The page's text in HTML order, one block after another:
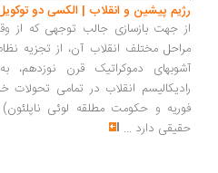
رژیم پیشین و انقلاب | الکسی دو
از جهت بازسازی جالب توجهی که از
آشوبهای دموکراتیک قرن
رادیکالیسم انقلاب در تمامی
فوریه و حکومت مطلقه لوئی
حقیقی دارد ...